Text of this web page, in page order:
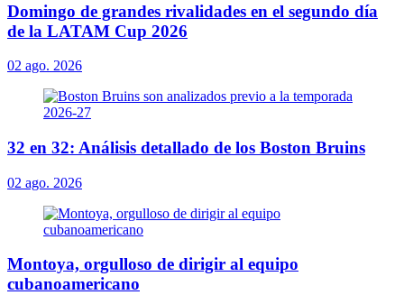
Domingo de grandes rivalidades en el segundo día
de la LATAM Cup 2026
02 ago. 2026
32 en 32: Análisis detallado de los Boston Bruins
02 ago. 2026
Montoya, orgulloso de dirigir al equipo
cubanoamericano